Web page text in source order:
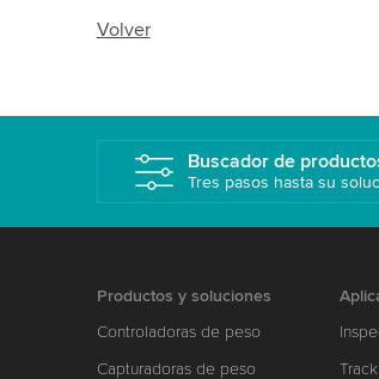
Volver
Buscador de
Tres pasos hasta su
Productos y soluciones
Controladoras de peso
Capturadoras de peso